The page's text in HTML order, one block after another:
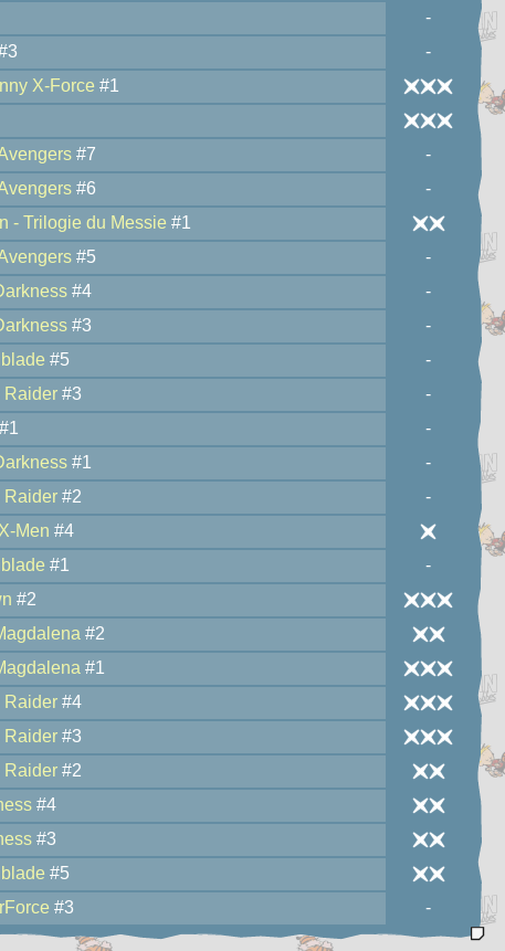
-
-
X-Force #1
#7
-
#6
-
- Trilogie du Messie #1
#5
-
#4
-
#3
-
#5
-
Raider #3
-
#1
-
#1
-
Raider #2
-
Men #4
#1
-
#2
#2
#1
Raider #4
Raider #3
Raider #2
#4
#3
#5
#3 -